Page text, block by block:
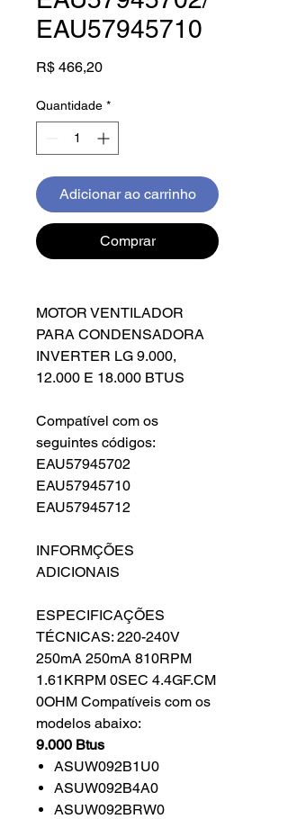
EAU57945710
R$ 466,20Preço
Quantidade *
Adicionar ao carrinho
Comprar
MOTOR VENTILADOR
PARA CONDENSADORA
INVERTER LG 9.000,
12.000 E 18.000 BTUS
Compatível com os
seguintes códigos:
EAU57945702
EAU57945710
EAU57945712
INFORMÇÕES
ADICIONAIS
ESPECIFICAÇÕES
TÉCNICAS: 220-240V
250mA 250mA 810RPM
1.61KRPM 0SEC 4.4GF.CM
0OHM Compatíveis com os
modelos abaixo:
9.000 Btus
ASUW092B1U0
ASUW092B4A0
ASUW092BRW0